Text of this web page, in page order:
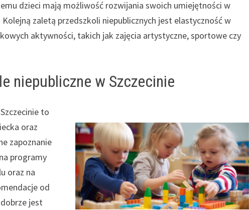
dzieci mają możliwość rozwijania swoich umiejętności w
zaletą przedszkoli niepublicznych jest elastyczność w
aktywności, takich jak zajęcia artystyczne, sportowe czy
niepubliczne w Szczecinie
to
oraz
zapoznanie
programy
oraz na
od
jest